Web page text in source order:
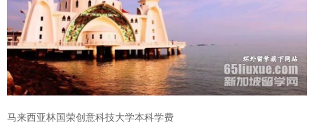
马来西亚林国荣创意科技大学本科学费